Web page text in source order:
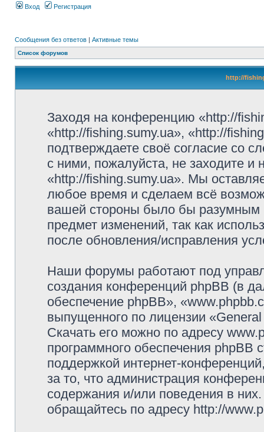
Вход Регистрация
Сообщения без ответов | Активные темы
Список форумов
http://
Заходя на конференцию «http://
«http://fishing.sumy.ua», «http://
подтверждаете своё согласие со
с ними, пожалуйста, не заходите и
«http://fishing.sumy.ua». Мы
любое время и сделаем всё
вашей стороны было бы разумным
предмет изменений, так как
после обновления/исправления
Наши форумы работают под
создания конференций phpBB (в
обеспечение phpBB»,
выпущенного по лицензии
Скачать его можно по адресу
программного обеспечения phpBB
поддержкой интернет-
за то, что администрация
содержания и/или поведения в
обращайтесь по адресу http://